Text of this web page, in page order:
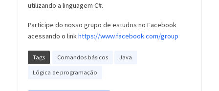
utilizando a linguagem C#.
Participe do nosso grupo de estudos no Facebook
acessando o linkhttps://www.facebook.com/group
Tags Comandos básicos Java
Lógica de programação